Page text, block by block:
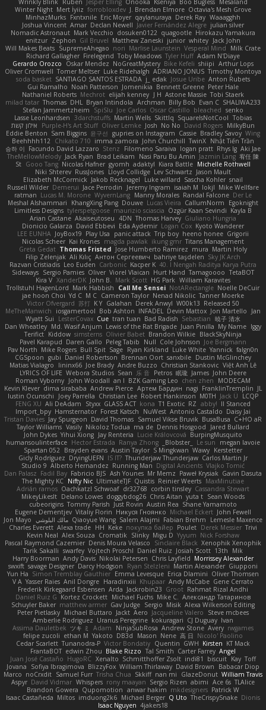
Winter Night Mert İyiiz forrobloxdev J. Brendan Elmore Octavia's Mesh Grove
MinhazMurks Fxntxnile Eric Moyer qaylanuraya Derek Ray Waaagghh
Joshua Vincent Amar Declan Newell Javier Fernández Alegre julian silver
Nomadic Astronaut Mark Vecchio dosuken0122 quagootle Hirokazu Yamakura
enitzur Zephon Gil Bruvel Matthew Zaneski junior whitey Jack John
Will Makes Beats SupremeAhegao nori Marlise Launstein Vesperal Mind
Milk Crate
Richard Gallagher Firelegend Toby Meadows Tyler Huff Adam N'Diaye
Gerardo Orozco
Oskar Mendez NoGreatMystery Bike Kefeli shiipi Arthur Lops
Oliver Cromwell Tomer Meltser Luke Ridehalgh ADRIANO JONUS Timothy Montoya
soda basket SANTIAGO SANTOS ESTRADA j_ edak Josue Uribe Anton Rubets
Gui Ramalho Noah Patterson Jomenikia Bennett Greene Peter Hale
Nathaniel Roberts Mechrot elijah kenney J H Astone Massie Tobi Staerk
milad tatar Thomas DHL Bryan Intindola Archman Billy Bob Evan C SHALIWA233
Stefan Jammertzheim
SpiSlu Joe Carlos Oscar Castillo bleached senko
Lasse Leonhardsen
3darchstuffs Martin Wells Skittlq SquareIsNotCool Tobias
אילון קשת
Purple-H's Art Stuff Oliver Lemke Josh No No David Rogers MilkyBun
Eddie Benton Sam Biggins 윤구선 gupries on Instagram Cassie Bradley Savoy Wing
Beehhhh112
Chikato 710 imma zamora John Churchill TwinX Nhật Tiến Trần
승하 이 Facundo David Lazzaro Stenz Filomeno Saraiva logan pratt Rhys lg Aki Jae
TheMellowMelody Jack Ryan Brad Leikam Nasi Paru Bu Amin Jazmin Lang 宥任 陳
St Gooo Tang Nicolas Hafner gyomh adaktyl Kiara Battle Michelle Rothwell
Niki Shterev RussJones Lloyd Collidge Lev Schwartz Jason Mault
Elizabeth McCormick Jakob Recknagel Luke willard Sascha Kohler snail
Russell Wilder Demerui Jace Perrodin Jeremy Ingram isaiah M lokjl Mike Wellfare
ratman Lucas M. Morone WyvernLang Manny Morales Randal Falcone Der Le
Meshal Alshammari
KhangXing Pang Douwe Lucas Vieira CallumNorm
Egoknight
Limitless Designs tylerspetgoose maurizio sciascia Özgür Kaan Sevindi Kayla B
Arian Castane Akaiseutoseu 4DN Thomas Harvey Giuliano Hungria
Dionicio Galarza David Ebbevi Eda Aydemir Logan Cox Kyoto Wanderer
LEE EUNHA JoyBox19 Play Usa panic attack Trip boy heeno honee Grigorii
Nicolas Scheer Kai Krones magda pawlak ikung gmr Titans Management
Greta Gedat Thomas Fristed Jose Humberto Ramirez mura Martin Holy
Filip Zelenjak Ali Kılıç Антон Сергеевич bahriye taşdelen Sky JK Arch
Razvan Cristiadis Leo Euden Carbonic Kacper K 40. I Nengah Raditya Karya Putra
Sideways Sergio Pamies Oliver Viorel Vlaican Hurt Hand Tamagoooo TetaBOT
Kira V XanderDK John B. Mark Scott HG Park William Karavites
Trollstuhl HagenLord Mark Habbish Call Me Sensei NotARectangle Noelle DeCuir
jae hoon Choi Yd C M C Cameron Taylor Nenad Nikolic Tanner Moerke
Victor Ofvergard 苏打 K Y Galahan Derek Anwyl W00k13 Released 50
MeTheManwich
iosgamertool Bob Ashton INFADEL Devin Mattox Jon Martello
Jan
Wyatt Sui
LesterCovax Cue tran tuan Bad Radish Sebastian 暁子 清水
Dan Wheatley Md. Wasif Anjum Lewis of the Rat Brigade Juan Pinilla My Name Iggy
Terifict Kiddow simsterns Olivier Babet Brandon Wilkie BlackSkyNinja
Pavel Karapud Daren Gallo Peleg Tabib Null Cole Johnson Joe Bergmann
Pav North Mike Rogers Bull Spit Sage Ryan Kirkland Luke White Yannick falgn0n
CGSpoon gubi Daniel Robertson Brennan Oort sanxbile Dustin McGlinchey
Matias Vialagro
lininx66 Joe Brady Andre Buzzo Christian Stankovic Việt Anh Lê
LYRICS OF LIFE Webora Studios Sean 乐 音 Petros 眠瓏 James John Deere
Roman Vyborny John Woodall an l BZK Gaming Leo chen zhen
MODECAM
Kevin Klever dima sirababa Andrew Pierce Артем Бардин nagi FranklinTremplin JL
Iustin Ocunschi
Joey Parrella Christian Lee Robert Hankinson M0TH Jack Ü
LCQP
FENG XU Ali DeAdam Styxx GLASS ACT kona T1 Exotic RZ abby! ll Stanced
Import_bpy Hamsternator Forest Katsch NuWest Antonio Castaldo Daisy Jai
Tristan Davies Jay Spurgeon David Thomas Samuel Vikse Bruvik BusaBusa C+HO aR
Taylor Williams Vasily Nikoloz Todua ma de Dennis Hosgood
Jared Bullard
John Dykes Yihui Xiong Jay Renteria Lucie Královcová BurpingMusquito
humansoulinterface Hector Estrada Ranya Zhong _Blobster_ Le sun
megan lavoie
Spartan 052
Brayden evans Austin Taylor S Mingkwan Wawy Kerstetter
Gicly Rodríguez DryingUEFN IS IT? Thunderjaw Thunderjaw Carlos Martin Jr
Studio 9 Alberto Hernandez Running Man Digital Ancients Vlajko Tomić
Dan Palasz Fadil Bay Fabricio BJS Ash Younes Mr Memz Paweł Krysiak Gavin Dasuta
The Mighty KC Nifty Nic UltimateTJF Quistis Reinier Weerts MaxMinutiae
Adrián ramos Oachkatzl Schwoaf dr32768 corbin tinsley Cassandra Stewart
MikeyLikesIt Delano Lowes doggybdog26 Chris Aitan yuta t Sean Woods
cubeorigins Tommy Parish Just Rovin Austin Rea Shane Yamamoto
Eugene Dementjev Vitaliy Florin Никуся Гноянко Michael Eckert John Fewell
Jon Mayo مالك البلوشي Qiaoyue Wang Salem Alajmi Fabian Brehm
Lemesle Maxence
Charles Everett Alexa trade HH Keke покупка байер Poulet Derek Messier Trivi
Kevin Neal Alex Souza Cromatik Slinky Migu D Yyyum Nick Forshaw
Pascal Raymond Cazemier Denis Moura Velasco Sinclaire Black Xenophik Xenophik
Tarik Sakalli swarfey Vojtech Proschl Daniel Ruiz Josiah Scott 13th
Mik
Harry Boorman Andy Davis Nikolai Petersen Chris Layfield Morrissey Alexander
swxift savage Designer Darcy Hodgson Ryan Stelzleni Martin Alexander Giupponi
Yun Ha Simon Tremblay Gauthier Emma Levesque Erica Dlamini Oliver Thomsen
V A Yasser Raies Anil Dongre Haradinxiii Khupaar Andy McCabe Gene Cerrato
Frederik Kirkegaard Esbensen Arda Jackrobin23 Groot Rahmat Rizal Andhi
Daniel Ruiz G Kortez Crockett Michael Fuchs Mike C.
Александр Татаринов
Schuyler Baker matthew armer Gav Judge Sergio Misik Alexa Wilkerson Editing
Peter Pietlasky Michael Buttaro Jackt Aero Jacqueline Valero
Steve mcbees
Amberlie Rodriguez Uranus Peregrine kokuragari CJ Duguay Ivan
Assima Dauletbek ツキ ミ Adam NinjaSubRosa Andrew Stone Avery rwgames
felipe zucoli ethan M Yakoto DB3d Mason Nene 高 日 Nicolo' Paolino
Cedar Scarlett Tunanodra-P Victor Bondatiy Quentin GWH Kirsten KT Mack
FrantaBOT edwin Zhou Blake Rizzo Tal Smith Carter Farrey Angel
Juan José Castaño HugoRC Xenalto Schmitthoffer Zsolt indi81 biscuit Kay Toff
Jovana
Sofiya Ibragimova BlizzyFox William Thirlaway David Brown
Babacar Diop
Marco noCrxdit Samuel Furr Trisha Chua Skkiff nan mi GlazeDonut William Travis
Aspyr David Vidmar Whispers rony maayan Sergio Rizen abimi Ace 6s TLAlice
Brandon Gowera Qupomotion anwar hakim mkdesigners Patrick W
Isaac Castañeda Miltos imduong2k6 Michael Berger Q Uto TheCrispySnake Dionis
Isaac Nguyen 4jakers18